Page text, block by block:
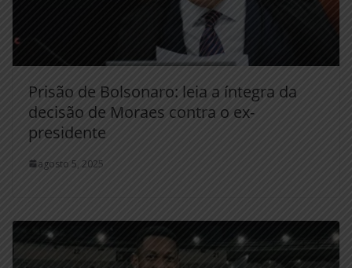
Prisão de Bolsonaro: leia a íntegra da
decisão de Moraes contra o ex-
presidente
agosto 5, 2025